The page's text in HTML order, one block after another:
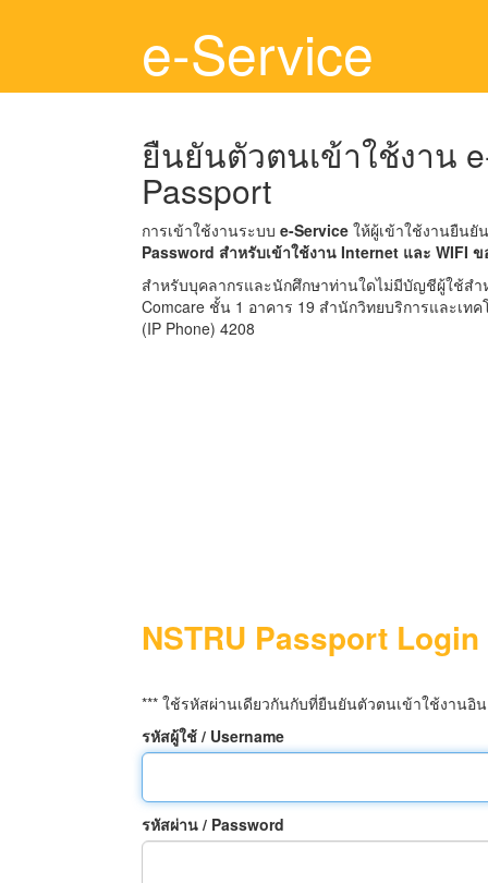
e-Service
ยืนยันตัวตนเข้าใช้งาน
Passport
การเข้าใช้งานระบบ e-Service ให้ผู้เข้าใช้งานยืน
Password สำหรับเข้าใช้งาน Internet และ WIFI
สำหรับบุคลากรและนักศึกษาท่านใดไม่มีบัญชีผู้ใช้ส
Comcare ชั้น 1 อาคาร 19 สำนักวิทยบริการและเท
(IP Phone) 4208
NSTRU Passport Login
*** ใช้รหัสผ่านเดียวกันกับที่ยืนยันตัวตนเข้าใช้งานอิน
รหัสผู้ใช้ / Username
รหัสผ่าน / Password